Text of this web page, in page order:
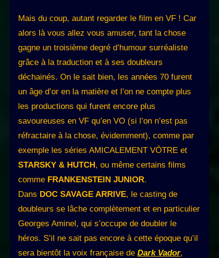
Mais du coup, autant regarder le film en VF ! Car
alors là vous allez vous amuser, tant la chose
gagne un troisième degré d’humour surréaliste
grâce à la traduction et à ses doubleurs
déchainés. On le sait bien, les années 70 furent
un âge d’or en la matière et l’on ne compte plus
les productions qui furent encore plus
savoureuses en VF qu’en VO (si l’on n’est pas
réfractaire à la chose, évidemment), comme par
exemple les séries AMICALEMENT VÔTRE et
STARSKY & HUTCH, ou même certains films
comme FRANKENSTEIN JUNIOR.
Dans DOC SAVAGE ARRIVE, le casting de
doubleurs se lâche complètement et en particulier
Georges Aminel, qui s’occupe de doubler le
héros. S’il ne sait pas encore à cette époque qu’il
sera bientôt la voix française de Dark Vador,